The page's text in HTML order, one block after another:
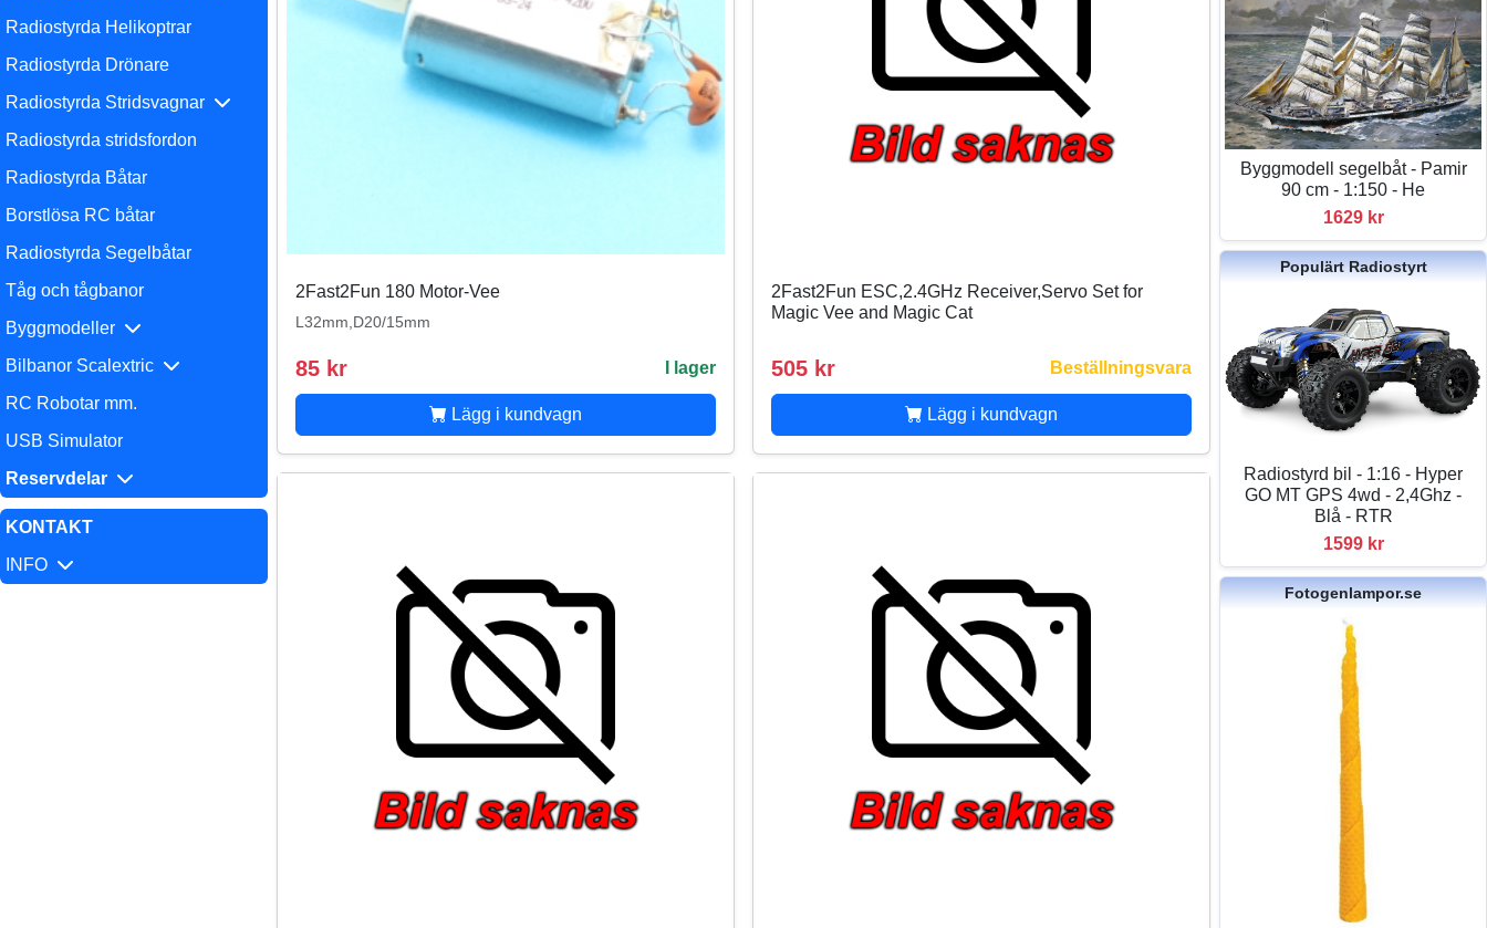
Radiostyrda Helikoptrar
Radiostyrda Drönare
Radiostyrda Stridsvagnar
Radiostyrda stridsfordon
Radiostyrda Båtar
Borstlösa RC båtar
Radiostyrda Segelbåtar
Tåg och tågbanor
Byggmodeller
Bilbanor Scalextric
RC Robotar mm.
USB Simulator
Reservdelar
KONTAKT
INFO
2Fast2Fun 180 Motor-Vee
L32mm,D20/15mm
85 kr I lager
Lägg i kundvagn
2Fast2Fun ESC,2.4GHz Receiver,Servo Set for
Magic Vee and Magic Cat
505 kr Beställningsvara
Lägg i kundvagn
Byggmodell segelbåt - Pamir
90 cm - 1:150 - He
1629 kr
Populärt Radiostyrt
Radiostyrd bil - 1:16 - Hyper
GO MT GPS 4wd - 2,4Ghz -
Blå - RTR
1599 kr
Fotogenlampor.se